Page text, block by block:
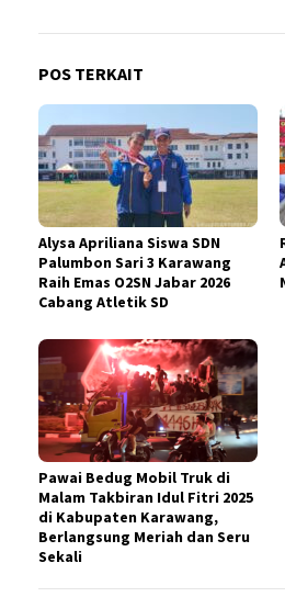
POS TERKAIT
Alysa Apriliana Siswa SDN
Palumbon Sari 3 Karawang
Raih Emas O2SN Jabar 2026
Cabang Atletik SD
Pawai Bedug Mobil Truk di
Malam Takbiran Idul Fitri 2025
di Kabupaten Karawang,
Berlangsung Meriah dan Seru
Sekali